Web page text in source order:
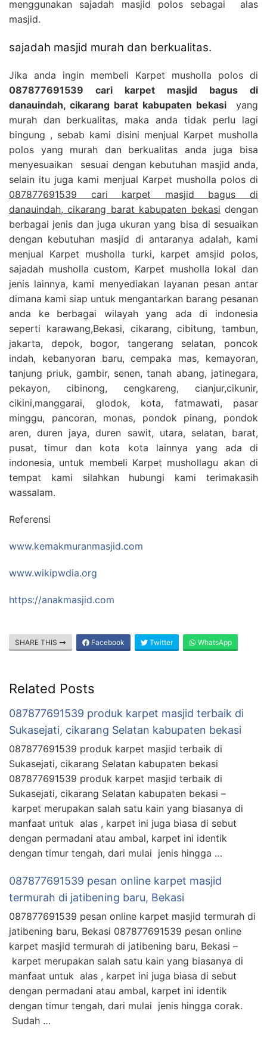
menggunakan sajadah masjid polos sebagai alas
masjid.
sajadah masjid murah dan berkualitas.
Jika anda ingin membeli Karpet musholla polos di
087877691539 cari karpet masjid bagus di
danauindah, cikarang barat kabupaten bekasi yang
murah dan berkualitas, maka anda tidak perlu lagi
bingung , sebab kami disini menjual Karpet musholla
polos yang murah dan berkualitas anda juga bisa
menyesuaikan sesuai dengan kebutuhan masjid anda,
selain itu juga kami menjual Karpet musholla polos di
087877691539 cari karpet masjid bagus di
danauindah, cikarang barat kabupaten bekasi dengan
berbagai jenis dan juga ukuran yang bisa di sesuaikan
dengan kebutuhan masjid di antaranya adalah, kami
menjual Karpet musholla turki, karpet amsjid polos,
sajadah musholla custom, Karpet musholla lokal dan
jenis lainnya, kami menyediakan layanan pesan antar
dimana kami siap untuk mengantarkan barang pesanan
anda ke berbagai wilayah yang ada di indonesia
seperti karawang,Bekasi, cikarang, cibitung, tambun,
jakarta, depok, bogor, tangerang selatan, poncok
indah, kebanyoran baru, cempaka mas, kemayoran,
tanjung priuk, gambir, senen, tanah abang, jatinegara,
pekayon, cibinong, cengkareng, cianjur,cikunir,
cikini,manggarai, glodok, kota, fatmawati, pasar
minggu, pancoran, monas, pondok pinang, pondok
aren, duren jaya, duren sawit, utara, selatan, barat,
pusat, timur dan kota kota lainnya yang ada di
indonesia, untuk membeli Karpet mushollagu akan di
tempat kami silahkan hubungi kami terimakasih
wassalam.
Referensi
www.kemakmuranmasjid.com
www.wikipwdia.org
https://anakmasjid.com
SHARE THIS Facebook Twitter WhatsApp
Related Posts
087877691539 produk karpet masjid terbaik di
Sukasejati, cikarang Selatan kabupaten bekasi
087877691539 produk karpet masjid terbaik di
Sukasejati, cikarang Selatan kabupaten bekasi
087877691539 produk karpet masjid terbaik di
Sukasejati, cikarang Selatan kabupaten bekasi –
karpet merupakan salah satu kain yang biasanya di
manfaat untuk alas , karpet ini juga biasa di sebut
dengan permadani atau ambal, karpet ini identik
dengan timur tengah, dari mulai jenis hingga …
087877691539 pesan online karpet masjid
termurah di jatibening baru, Bekasi
087877691539 pesan online karpet masjid termurah di
jatibening baru, Bekasi 087877691539 pesan online
karpet masjid termurah di jatibening baru, Bekasi –
karpet merupakan salah satu kain yang biasanya di
manfaat untuk alas , karpet ini juga biasa di sebut
dengan permadani atau ambal, karpet ini identik
dengan timur tengah, dari mulai jenis hingga corak.
Sudah …